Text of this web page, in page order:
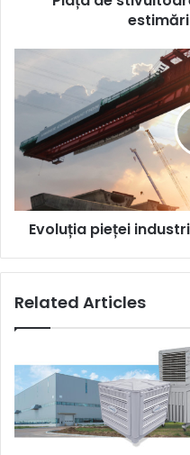
industriale
prima
lună
Evoluția pieței
Related Articles